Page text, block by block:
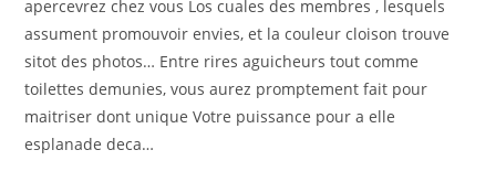
apercevrez chez vous Los cuales des membres , lesquels
assument promouvoir envies, et la couleur cloison trouve
sitot des photos… Entre rires aguicheurs tout comme
toilettes demunies, vous aurez promptement fait pour
maitriser dont unique Votre puissance pour a elle
esplanade deca…